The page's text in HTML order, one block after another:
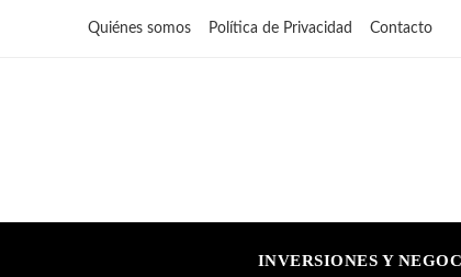
Quiénes somos Política de Privacidad Contacto
INVERSIONES Y